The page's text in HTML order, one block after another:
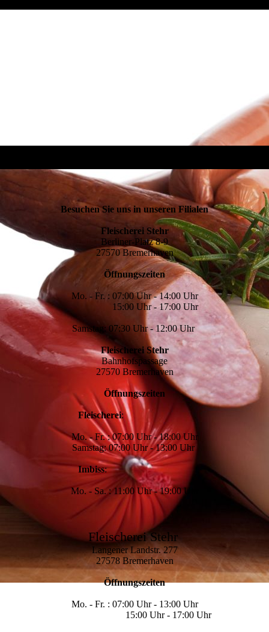
Besuchen Sie uns in unseren Filialen
Fleischerei Stehr
Berliner-Platz 8-9
27570 Bremerhaven
Öffnungszeiten
Mo. - Fr. : 07:00 Uhr - 14:00 Uhr
15:00 Uhr - 17:00 Uhr
Samstag: 07:30 Uhr - 12:00 Uhr
Fleischerei Stehr
Bahnhofspassage
27570 Bremerhaven
Öffnungszeiten
Fleischerei:
Mo. - Fr. : 07:00 Uhr - 18:00 Uhr
Samstag: 07:00 Uhr - 13:00 Uhr
Imbiss:
Mo. - Sa. : 11:00 Uhr - 19:00 Uhr
Fleischerei Stehr
Langener Landstr. 277
27578 Bremerhaven
Öffnungszeiten
Mo. - Fr. : 07:00 Uhr - 13:00 Uhr
15:00 Uhr - 17:00 Uhr